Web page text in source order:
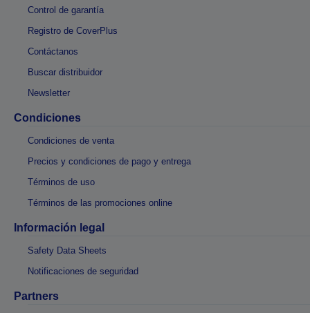
Control de garantía
Registro de CoverPlus
Contáctanos
Buscar distribuidor
Newsletter
Condiciones
Condiciones de venta
Precios y condiciones de pago y entrega
Términos de uso
Términos de las promociones online
Información legal
Safety Data Sheets
Notificaciones de seguridad
Partners